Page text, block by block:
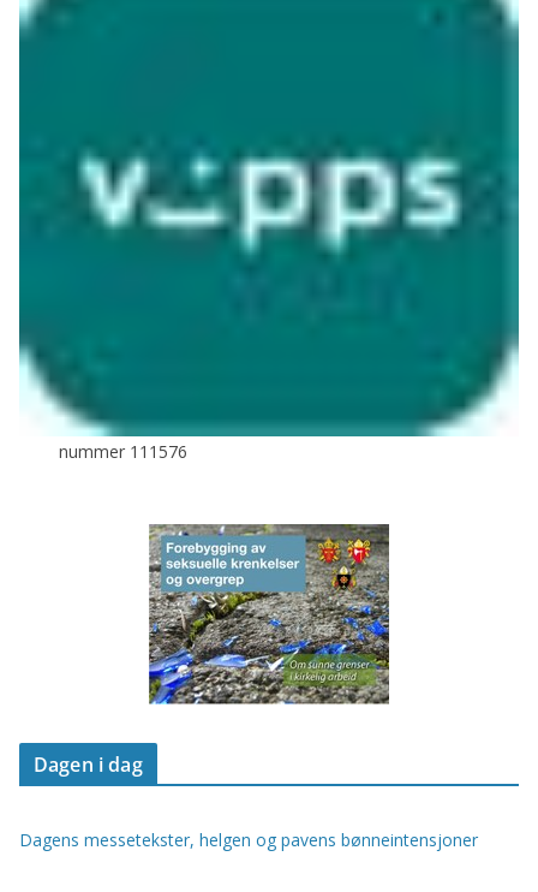
nummer 111576
Dagen i dag
Dagens messetekster, helgen og pavens bønneintensjoner